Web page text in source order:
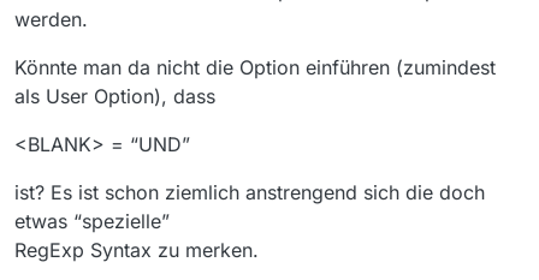
werden.
Könnte man da nicht die Option einführen (zumindest
als User Option), dass
<BLANK> = “UND”
ist? Es ist schon ziemlich anstrengend sich die doch
etwas “spezielle”
RegExp Syntax zu merken.